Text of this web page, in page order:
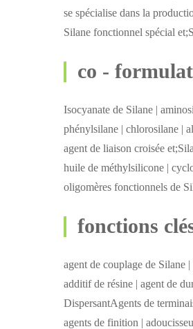
se spécialise dans la
Silane fonctionnel spécial
co -
Isocyanate de Silane |
phénylsilane | chlorosilane |
agent de liaison croisée
huile de méthylsilicone |
oligomères fonctionnels de
fonctions
agent de couplage de Silane
additif de résine | agent de
DispersantAgents de
agents de finition |